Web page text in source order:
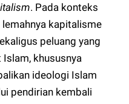
. Pada konteks
kapitalisme
peluang yang
khususnya
ideologi Islam
pendirian kembali